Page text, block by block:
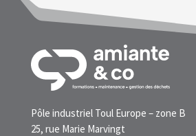
Pôle industriel Toul Europe – zone B
25, rue Marie Marvingt